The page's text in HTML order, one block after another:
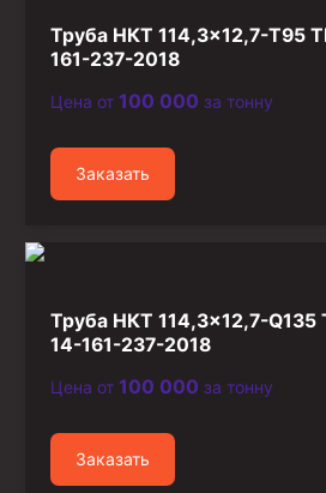
Труба НКТ 114,3×12,7-Т95
161-237-2018
Цена от 100 000 за тонну
Заказать
Труба НКТ 114,3×12,7-Q135
14-161-237-2018
Цена от 100 000 за тонну
Заказать